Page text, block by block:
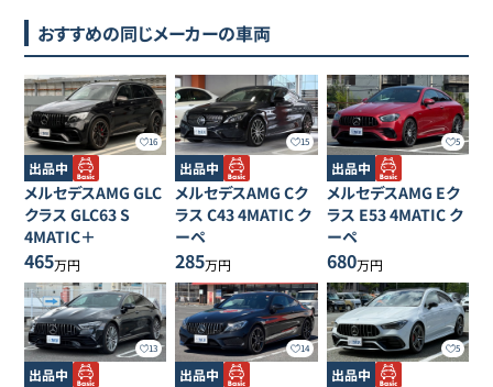
おすすめの同じメーカーの車両
16
出品中
メルセデスAMG GLC
クラス GLC63 S
4MATIC＋
465万円
15
出品中
メルセデスAMG Cク
ラス C43 4MATIC ク
ーペ
285万円
5
出品中
メルセデスAMG Eク
ラス E53 4MATIC ク
ーペ
680万円
13
出品中
14
出品中
5
出品中